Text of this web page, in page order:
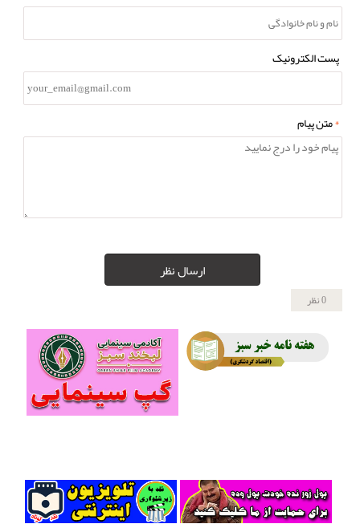
پست الکترونیک
*متن پیام
ارسال نظر
0 نظر